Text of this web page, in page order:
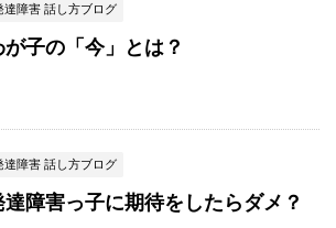
達障害 話し方ブログ
が子の「今」とは？
達障害 話し方ブログ
達障害っ子に期待をしたらダメ？